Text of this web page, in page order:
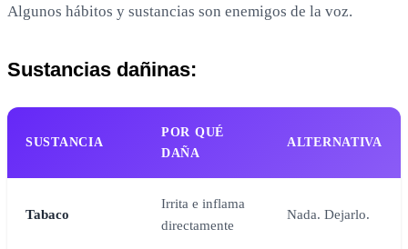
Algunos hábitos y sustancias son enemigos de la voz.
Sustancias dañinas:
SUSTANCIA
POR QUÉ
DAÑA
ALTERNATIVA
Tabaco
Irrita e inflama
directamente
Nada. Dejarlo.